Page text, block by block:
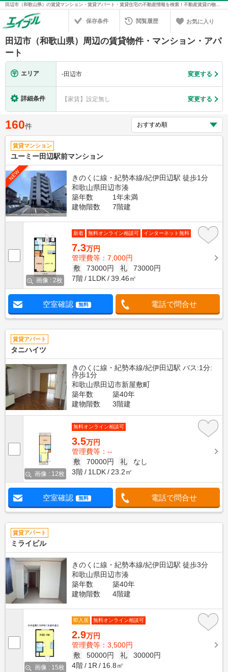
田辺市（和歌山県）の賃貸マンション・賃貸アパート・賃貸住宅の不動産情報を検索！不動産賃貸の物件探しは、お部屋探しのエイブル
保存条件 閲覧履歴 お気に入り
田辺市（和歌山県）周辺の賃貸物件・マンション・アパ
ート
エリア -田辺市 変更する
詳細条件 【家賃】設定無し 変更する
160件
賃貸マンション
ユーミー田辺駅前マンション
NEW
きのくに線・紀勢本線/紀伊田辺駅 徒歩1分
和歌山県田辺市湊
築年数
1年未満
建物階数
7階建
画像 : 2枚
新着 無料オンライン相談可 インターネット無料
7.3万円
管理費等：7,000円
敷
73000円 礼
73000円
7階
1LDK 39.46㎡
空室確認 無料 電話で問合せ
賃貸アパート
タニハイツ
きのくに線・紀勢本線/紀伊田辺駅 バス:1分:
停歩1分
和歌山県田辺市新屋敷町
築年数
築40年
建物階数
3階建
画像 : 12枚
無料オンライン相談可
3.5万円
管理費等：--
敷
70000円 礼
なし
3階
1LDK 23.2㎡
空室確認 無料 電話で問合せ
賃貸アパート
ミライビル
きのくに線・紀勢本線/紀伊田辺駅 徒歩3分
和歌山県田辺市湊
築年数
築40年
建物階数
4階建
画像 : 15枚
即入居 無料オンライン相談可
2.9万円
管理費等：3,500円
敷
50000円 礼
30000円
4階
1R 16.8㎡